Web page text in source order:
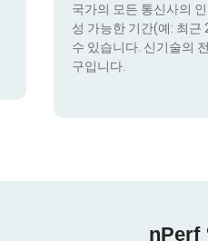
국가의 모든 통신사의
성 가능한 기간(예: 최근
수 있습니다. 신기술의
구입니다.
nPerf